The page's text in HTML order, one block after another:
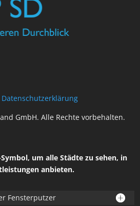
Datenschutzerklärung
GmbH. Alle Rechte vorbehalten.
um alle Städte zu sehen, in
anbieten.
Fensterputzer